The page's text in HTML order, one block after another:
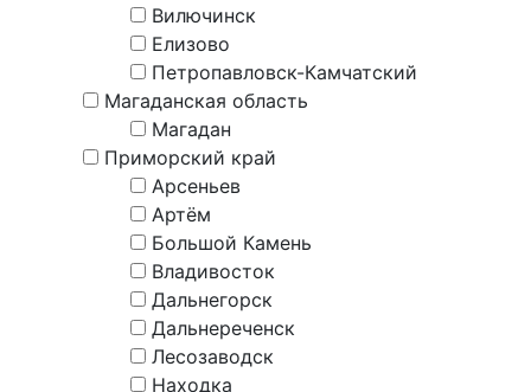
Вилючинск
Елизово
Петропавловск-Камчатский
Магаданская область
Магадан
Приморский край
Арсеньев
Артём
Большой Камень
Владивосток
Дальнегорск
Дальнереченск
Лесозаводск
Находка